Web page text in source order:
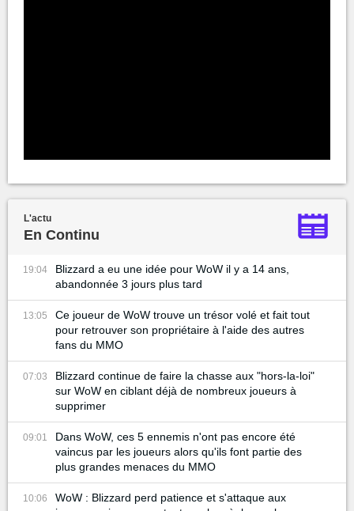
L'actu
En Continu
19:04
Blizzard a eu une idée pour WoW il y a 14 ans,
abandonnée 3 jours plus tard
13:05
Ce joueur de WoW trouve un trésor volé et fait tout
pour retrouver son propriétaire à l'aide des autres
fans du MMO
07:03
Blizzard continue de faire la chasse aux "hors-la-loi"
sur WoW en ciblant déjà de nombreux joueurs à
supprimer
09:01
Dans WoW, ces 5 ennemis n'ont pas encore été
vaincus par les joueurs alors qu'ils font partie des
plus grandes menaces du MMO
10:06
WoW : Blizzard perd patience et s'attaque aux